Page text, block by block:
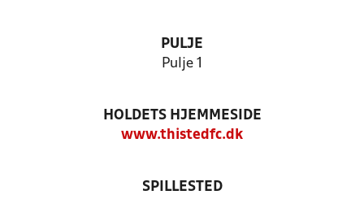
PULJE
Pulje 1
HOLDETS HJEMMESIDE
www.thistedfc.dk
SPILLESTED